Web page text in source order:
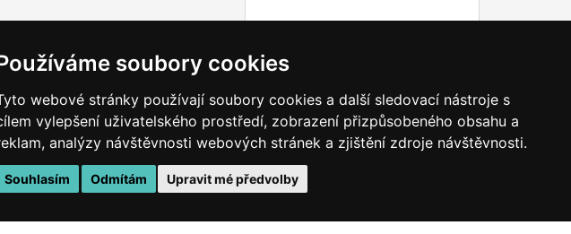
soubory cookies
webové stránky používají soubory cookies a další sledovací nástroje s
vylepšení uživatelského prostředí, zobrazení přizpůsobeného obsahu a
analýzy návštěvnosti webových stránek a zjištění zdroje návštěvnosti.
Souhlasím Odmítám Upravit mé předvolby